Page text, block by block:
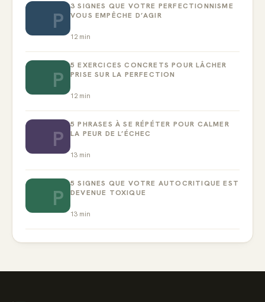
P
3 SIGNES QUE VOTRE PERFECTIONNISME
VOUS EMPÊCHE D’AGIR
12 min
P
5 EXERCICES CONCRETS POUR LÂCHER
PRISE SUR LA PERFECTION
12 min
P
5 PHRASES À SE RÉPÉTER POUR CALMER
LA PEUR DE L’ÉCHEC
13 min
P
5 SIGNES QUE VOTRE AUTOCRITIQUE EST
DEVENUE TOXIQUE
13 min